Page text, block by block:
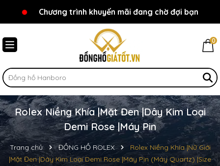
Chào mừng bạn đến với Đồnghồgiátốt.vn!
Chương trình khuyến mãi đang chờ đợi bạn
0
Rolex Niềng Khía |Mặt Đen |Dây Kim Loại
Demi Rose |Máy Pin
Trang chủ ĐỒNG HỒ ROLEX
Rolex Niềng Khía |Nữ Giới
|Mặt Đen |Dây Kim Loại Demi Rose |Máy Pin (Máy Quartz) |Size